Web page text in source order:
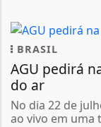
BRASIL
AGU pedirá
do ar
No dia 22 de
ao vivo em uma